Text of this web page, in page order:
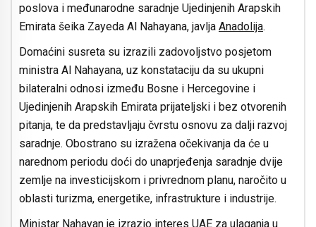
poslova i međunarodne saradnje Ujedinjenih Arapskih
Emirata šeika Zayeda Al Nahayana, javlja Anadolija.
Domaćini susreta su izrazili zadovoljstvo posjetom
ministra Al Nahayana, uz konstataciju da su ukupni
bilateralni odnosi između Bosne i Hercegovine i
Ujedinjenih Arapskih Emirata prijateljski i bez otvorenih
pitanja, te da predstavljaju čvrstu osnovu za dalji razvoj
saradnje. Obostrano su izražena očekivanja da će u
narednom periodu doći do unaprjeđenja saradnje dvije
zemlje na investicijskom i privrednom planu, naročito u
oblasti turizma, energetike, infrastrukture i industrije.
Ministar Nahayan je izrazio interes UAE za ulaganja u